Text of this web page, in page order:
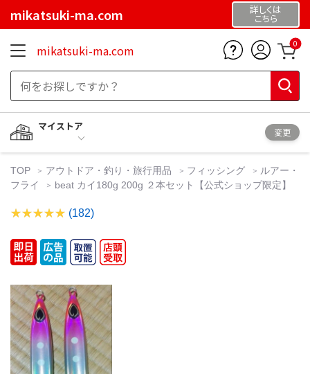
mikatsuki-ma.com 詳しくは
こちら
mikatsuki-ma.com 0
マイストア
変更
TOP アウトドア・釣り・旅行用品 フィッシング
ルアー・
フライ
beat カイ180g 200g ２本セット【公式ショップ限定】
(182)